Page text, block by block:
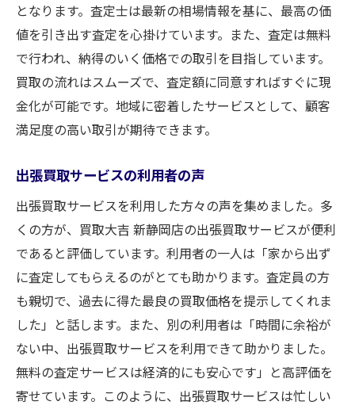
となります。査定士は最新の相場情報を基に、最高の価
値を引き出す査定を心掛けています。また、査定は無料
で行われ、納得のいく価格での取引を目指しています。
買取の流れはスムーズで、査定額に同意すればすぐに現
金化が可能です。地域に密着したサービスとして、顧客
満足度の高い取引が期待できます。
出張買取サービスの利用者の声
出張買取サービスを利用した方々の声を集めました。多
くの方が、買取大吉 新静岡店の出張買取サービスが便利
であると評価しています。利用者の一人は「家から出ず
に査定してもらえるのがとても助かります。査定員の方
も親切で、過去に得た最良の買取価格を提示してくれま
した」と話します。また、別の利用者は「時間に余裕が
ない中、出張買取サービスを利用できて助かりました。
無料の査定サービスは経済的にも安心です」と高評価を
寄せています。このように、出張買取サービスは忙しい